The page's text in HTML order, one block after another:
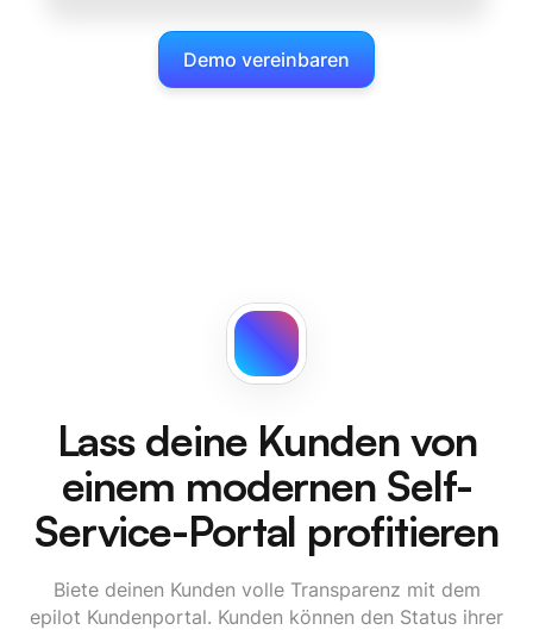
Demo vereinbaren
Lass deine Kunden von
einem modernen Self-
Service-Portal profitieren
Biete deinen Kunden volle Transparenz mit dem
epilot Kundenportal. Kunden können den Status ihrer